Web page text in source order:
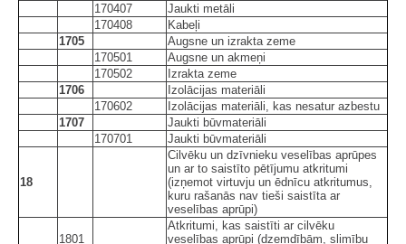
170407
Jaukti metāli
170408
Kabeļi
1705
Augsne un izrakta zeme
170501
Augsne un akmeņi
170502
Izrakta zeme
1706
Izolācijas materiāli
170602
Izolācijas materiāli, kas nesatur azbestu
1707
Jaukti būvmateriāli
170701
Jaukti būvmateriāli
18
Cilvēku un dzīvnieku veselības aprūpes
un ar to saistīto pētījumu atkritumi
(izņemot virtuvju un ēdnīcu atkritumus,
kuru rašanās nav tieši saistīta ar
veselības aprūpi)
1801
Atkritumi, kas saistīti ar cilvēku
veselības aprūpi (dzemdībām, slimību